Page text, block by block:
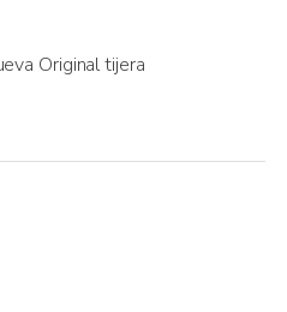
Original tijera